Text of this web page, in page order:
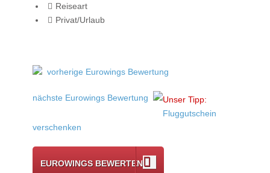
Reiseart
Privat/Urlaub
vorherige Eurowings Bewertung
nächste Eurowings Bewertung
Unser Tipp:
Fluggutschein
verschenken
EUROWINGS BEWERTEN